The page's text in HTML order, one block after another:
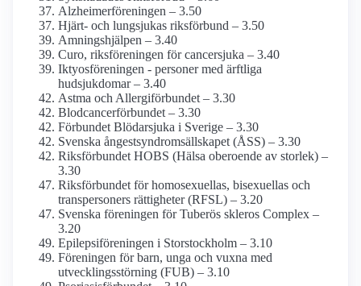
Alzheimerföreningen – 3.50
Hjärt- och lungsjukas riksförbund – 3.50
Amningshjälpen – 3.40
Curo, riks­föreningen för cancer­sjuka – 3.40
Iktyos­föreningen - personer med ärftliga
hudsjukdomar – 3.40
Astma och Allergi­förbundet – 3.30
Blodcancerförbundet – 3.30
Förbundet Blödarsjuka i Sverige – 3.30
Svenska ångestsyndrom­sällskapet (ÅSS) – 3.30
Riksförbundet HOBS (Hälsa oberoende av storlek) –
3.30
Riksförbundet för homosexuellas, bisexuellas och
transpersoners rättigheter (RFSL) – 3.20
Svenska föreningen för Tuberös skleros Complex –
3.20
Epilepsi­föreningen i Stor­stockholm – 3.10
Föreningen för barn, unga och vuxna med
utvecklings­störning (FUB) – 3.10